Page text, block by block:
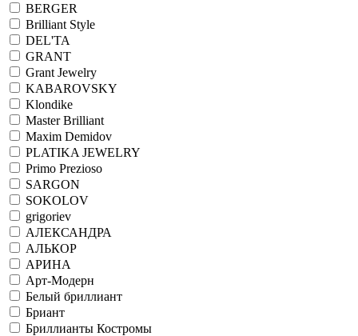
BERGER
Brilliant Style
DEL'TA
GRANT
Grant Jewelry
KABAROVSKY
Klondike
Master Brilliant
Maxim Demidov
PLATIKA JEWELRY
Primo Prezioso
SARGON
SOKOLOV
grigoriev
АЛЕКСАНДРА
АЛЬКОР
АРИНА
Арт-Модерн
Белый бриллиант
Бриант
Бриллианты Костромы